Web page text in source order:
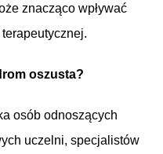
znacząco wpływać
oszusta?
osób odnoszących
uczelni, specjalistów